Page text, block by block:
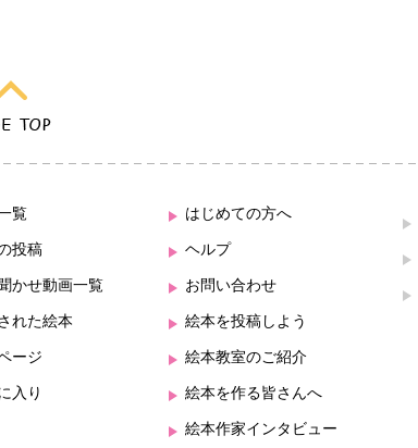
覧
投稿
かせ動画一覧
れた絵本
ージ
入り
はじめての方へ
ヘルプ
お問い合わせ
絵本を投稿しよう
絵本教室のご紹介
絵本を作る皆さんへ
絵本作家インタビュー